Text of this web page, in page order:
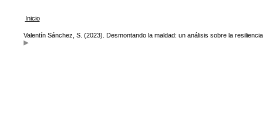
Inicio
Valentín Sánchez, S. (2023). Desmontando la maldad: un análisis sobre la